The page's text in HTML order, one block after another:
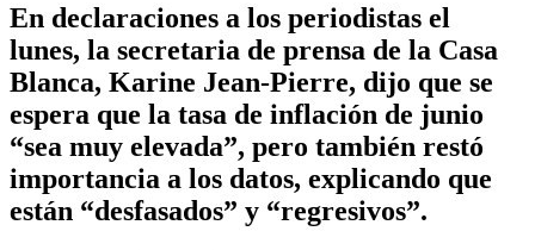
En declaraciones a los periodistas el
lunes, la secretaria de prensa de la Casa
Blanca, Karine Jean-Pierre, dijo que se
espera que la tasa de inflación de junio
“sea muy elevada”, pero también restó
importancia a los datos, explicando que
están “desfasados” y “regresivos”.